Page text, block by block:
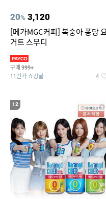
20% 3,120
[메가MGC커피] 복숭아 퐁당
거트 스무디
구매 999+
11번가 쇼킹딜 4
12